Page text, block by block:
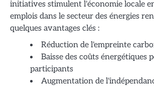
initiatives stimulent l'économie locale
emplois dans le secteur des énergies
quelques avantages clés :
Réduction de l'empreinte
Baisse des coûts énergétiques
participants
Augmentation de